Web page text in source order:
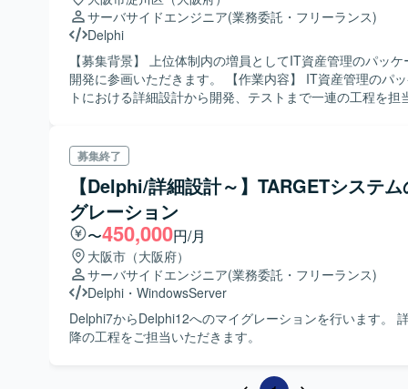
サーバサイドエンジニア(業務委託・フリーランス)
Delphi
【募集背景】 上位体制内の増員としてIT資産管理のパッ
開発に参画いただきます。 【作業内容】 IT資産管理のパッケージソフ
トにおける詳細設計から開発、テストまで一連の工程を担
【ポジションの魅力】 IT資産管理パッケージソフトの開発
詳細設計以降の工程を通して専門性を発揮できるポジショ
【開発環境】 Delphiを用いたパッケージソフト開発環境
募集終了
【Delphi/詳細設計～】TARGETシステ
グレーション
〜450,000円/月
大阪市（大阪府）
サーバサイドエンジニア(業務委託・フリーランス)
Delphi ・ WindowsServer
Delphi7からDelphi12へのマイグレーションを行います。
降の工程をご担当いただきます。